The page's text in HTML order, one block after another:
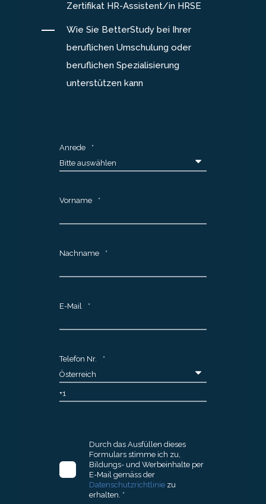
Zertifikat HR-Assistent/in HRSE
Wie Sie BetterStudy bei Ihrer
beruflichen Umschulung oder
beruflichen Spezialisierung
unterstützen kann
Anrede *
Vorname *
Nachname *
E-Mail *
Telefon Nr. *
Durch das Ausfüllen dieses
Formulars stimme ich zu,
Bildungs- und Werbeinhalte per
E-Mail gemäss der
Datenschutzrichtlinie zu
erhalten. *